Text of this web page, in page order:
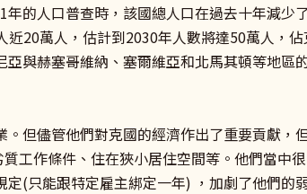
的人口普查時，該國總人口在過去十年減少
20萬人，估計到2030年人數將達50萬人，
與赫塞哥維納、塞爾維亞和北馬其頓等地區
但儘管他們對克國的經濟作出了重要貢獻，
工作條件、住在狹小居住空間等。他們當中
(只能跟特定雇主綁定一年) ，加劇了他們的